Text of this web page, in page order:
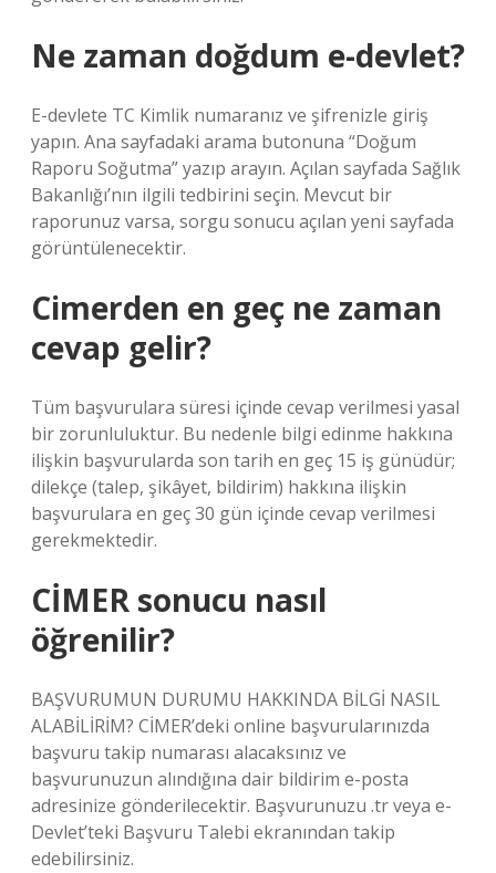
Ne zaman doğdum e-devlet?
E-devlete TC Kimlik numaranız ve şifrenizle giriş
yapın. Ana sayfadaki arama butonuna “Doğum
Raporu Soğutma” yazıp arayın. Açılan sayfada Sağlık
Bakanlığı’nın ilgili tedbirini seçin. Mevcut bir
raporunuz varsa, sorgu sonucu açılan yeni sayfada
görüntülenecektir.
Cimerden en geç ne zaman
cevap gelir?
Tüm başvurulara süresi içinde cevap verilmesi yasal
bir zorunluluktur. Bu nedenle bilgi edinme hakkına
ilişkin başvurularda son tarih en geç 15 iş günüdür;
dilekçe (talep, şikâyet, bildirim) hakkına ilişkin
başvurulara en geç 30 gün içinde cevap verilmesi
gerekmektedir.
CİMER sonucu nasıl
öğrenilir?
BAŞVURUMUN DURUMU HAKKINDA BİLGİ NASIL
ALABİLİRİM? CİMER’deki online başvurularınızda
başvuru takip numarası alacaksınız ve
başvurunuzun alındığına dair bildirim e-posta
adresinize gönderilecektir. Başvurunuzu .tr veya e-
Devlet’teki Başvuru Talebi ekranından takip
edebilirsiniz.